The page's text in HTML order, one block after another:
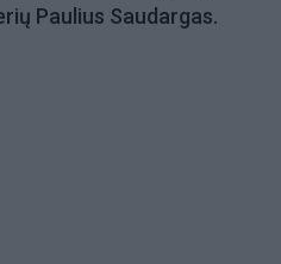
Paulius Saudargas.